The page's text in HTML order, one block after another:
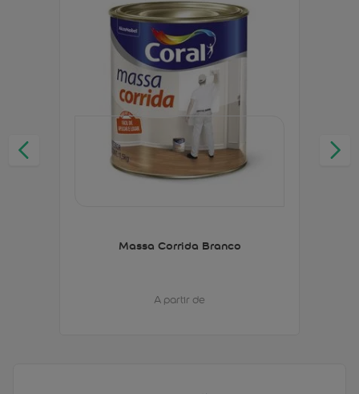
Massa Corrida Branco
A partir de